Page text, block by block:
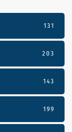
131
203
143
199